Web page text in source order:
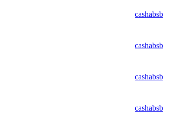
cashabsb
cashabsb
cashabsb
cashabsb